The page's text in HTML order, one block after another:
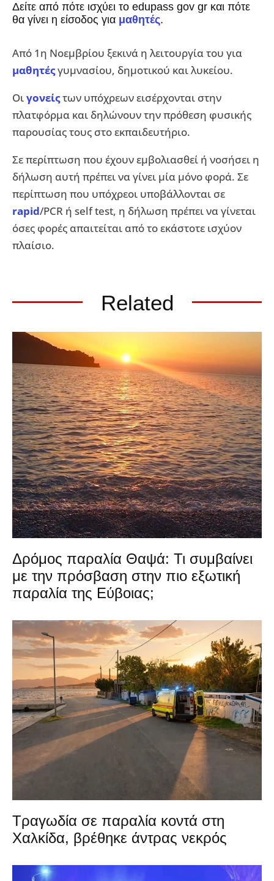
Δείτε από πότε ισχύει το edupass gov gr και πότε
θα γίνει η είσοδος για μαθητές.
Από 1η Νοεμβρίου ξεκινά η λειτουργία του για
μαθητέςγυμνασίου, δημοτικού και λυκείου.
Οιγονείςτων υπόχρεων εισέρχονται στην
πλατφόρμα και δηλώνουν την πρόθεση φυσικής
παρουσίας τους στο εκπαιδευτήριο.
Σε περίπτωση που έχουν εμβολιασθεί ή νοσήσει η
δήλωση αυτή πρέπει να γίνει μία μόνο φορά. Σε
περίπτωση που υπόχρεοι υποβάλλονται σε
rapid/PCR ή self test, η δήλωση πρέπει να γίνεται
όσες φορές απαιτείται από το εκάστοτε ισχύον
πλαίσιο.
Related
Δρόμος παραλία Θαψά: Τι συμβαίνει
με την πρόσβαση στην πιο εξωτική
παραλία της Εύβοιας;
Τραγωδία σε παραλία κοντά στη
Χαλκίδα, βρέθηκε άντρας νεκρός